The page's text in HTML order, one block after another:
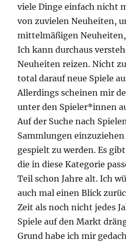
viele Dinge einfach nicht
von zuvielen Neuheiten,
mittelmäßigen
Ich kann durchaus
Neuheiten reizen. Nicht
total darauf neue Spiele
Allerdings scheinen mir
unter den Spieler*innen
Auf der Suche nach
Sammlungen
gespielt zu werden. Es
die in diese Kategorie
Teil schon Jahre alt. Ich
auch mal einen Blick
Zeit als noch nicht jedes
Spiele auf den Markt
Grund habe ich mir